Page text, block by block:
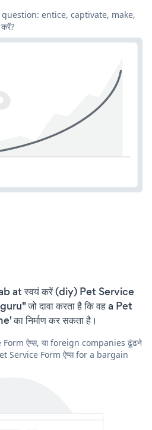
question: entice, captivate, make,
at स्वयं करें (diy) Pet Service
जो दावा करता है कि वह a Pet
निर्माण कर सकता है।
Form ऐप्स, या foreign companies ढूंढने
Service Form ऐप्स for a bargain